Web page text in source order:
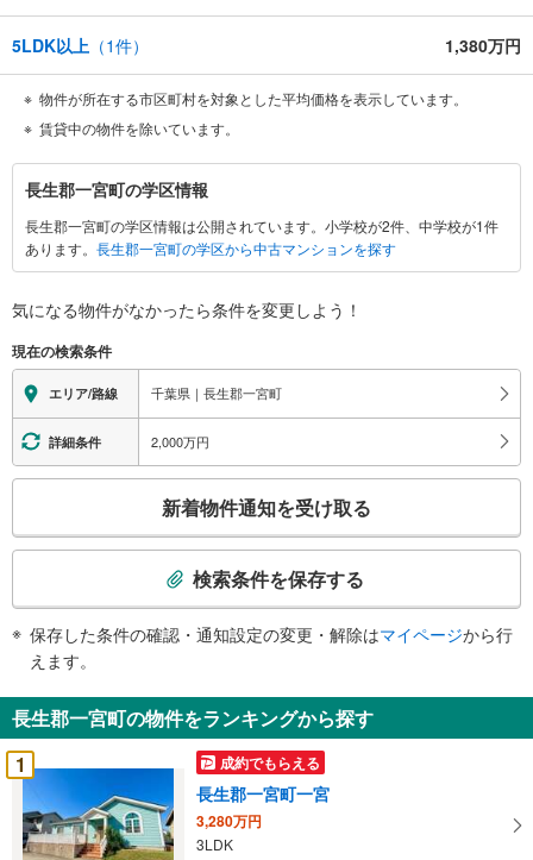
5LDK以上 （1件） 1,380万円
物件が所在する市区町村を対象とした平均価格を表示しています。
賃貸中の物件を除いています。
長
生
郡
一
町
関
す
る
情
報
長生郡一宮町の学区情報
長生郡一宮町の学区情報は公開されています。小学校が2件、中学校が1件
あります。 長生郡一宮町の学区から中古マンションを探す
気になる物件がなかったら条件を変更しよう！
現在の検索条件
エリア/路線 千葉県｜長生郡一宮町
詳細条件 2,000万円
検
知
を
受
け
取
る
新着物件通知を受け取る
検索条件を保存する
保存した条件の確認・通知設定の変更・解除はマイページから行
えます。
長生郡一宮町の物件をランキングから探す
1
成約でもらえる
長生郡一宮町一宮
3,280万円
3LDK